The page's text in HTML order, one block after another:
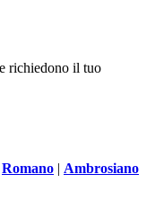
richiedono il tuo
Romano | Ambrosiano